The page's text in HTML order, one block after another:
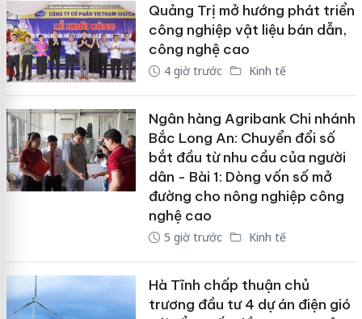
Quảng Trị mở hướng phát triển
công nghiệp vật liệu bán dẫn,
công nghệ cao
4 giờ trước Kinh tế
Ngân hàng Agribank Chi nhánh
Bắc Long An: Chuyển đổi số
bắt đầu từ nhu cầu của người
dân - Bài 1: Dòng vốn số mở
đường cho nông nghiệp công
nghệ cao
5 giờ trước Kinh tế
Hà Tĩnh chấp thuận chủ
trương đầu tư 4 dự án điện gió